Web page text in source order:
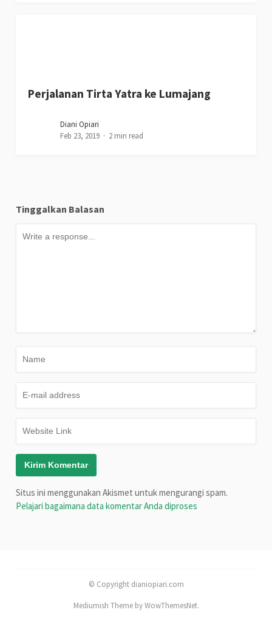
Perjalanan Tirta Yatra ke Lumajang
Diani Opiari
Feb 23, 2019
2 min read
Tinggalkan Balasan
Situs ini menggunakan Akismet untuk mengurangi spam.
Pelajari bagaimana data komentar Anda diproses
© Copyright dianiopiari.com
Mediumish Theme by WowThemesNet.